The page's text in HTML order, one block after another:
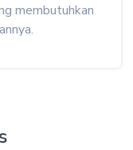
membutuhkan